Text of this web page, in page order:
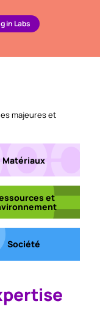
in Labs
majeures et
Matériaux
et
Société